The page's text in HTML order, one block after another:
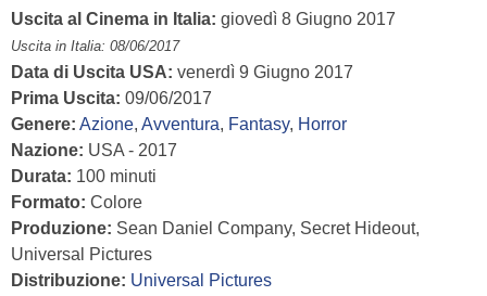
Uscita al Cinema in Italia: giovedì 8 Giugno 2017
Uscita in Italia: 08/06/2017
Data di Uscita USA: venerdì 9 Giugno 2017
Prima Uscita: 09/06/2017
Genere: Azione, Avventura, Fantasy, Horror
Nazione: USA - 2017
Durata: 100 minuti
Formato: Colore
Produzione: Sean Daniel Company, Secret Hideout,
Universal Pictures
Distribuzione: Universal Pictures